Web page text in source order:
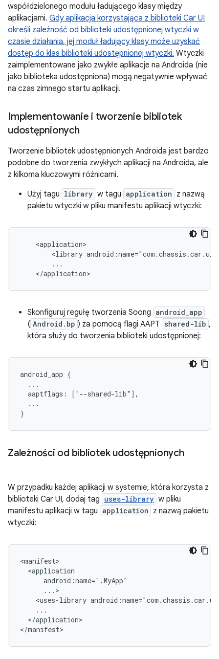
współdzielonego modułu ładującego klasy między
aplikacjami. Gdy aplikacja korzystająca z biblioteki Car UI
określi zależność od biblioteki udostępnionej wtyczki w
czasie działania, jej moduł ładujący klasy może uzyskać
dostęp do klas biblioteki udostępnionej wtyczki. Wtyczki
zaimplementowane jako zwykłe aplikacje na Androida (nie
jako biblioteka udostępniona) mogą negatywnie wpływać
na czas zimnego startu aplikacji.
Implementowanie i tworzenie bibliotek
udostępnionych
Tworzenie bibliotek udostępnionych Androida jest bardzo
podobne do tworzenia zwykłych aplikacji na Androida, ale
z kilkoma kluczowymi różnicami.
Użyj tagu library w tagu application z nazwą
pakietu wtyczki w pliku manifestu aplikacji wtyczki:
<library
Skonfiguruj regułę tworzenia Soong android_app
( Android.bp ) za pomocą flagi AAPT shared-lib ,
która służy do tworzenia biblioteki udostępnionej:
android_app {
  ...
  aaptflags: ["--shared-lib"],
  ...
Zależności od bibliotek udostępnionych
W przypadku każdej aplikacji w systemie, która korzysta z
biblioteki Car UI, dodaj tag uses-library w pliku
manifestu aplikacji w tagu application z nazwą pakietu
wtyczki:
<uses-library
</application>